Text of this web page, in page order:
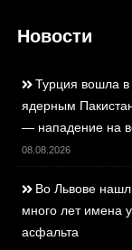
Новости
Турция вошла
ядерным
— нападение на
08.08.2026
Во Львове
много лет имена
асфальта